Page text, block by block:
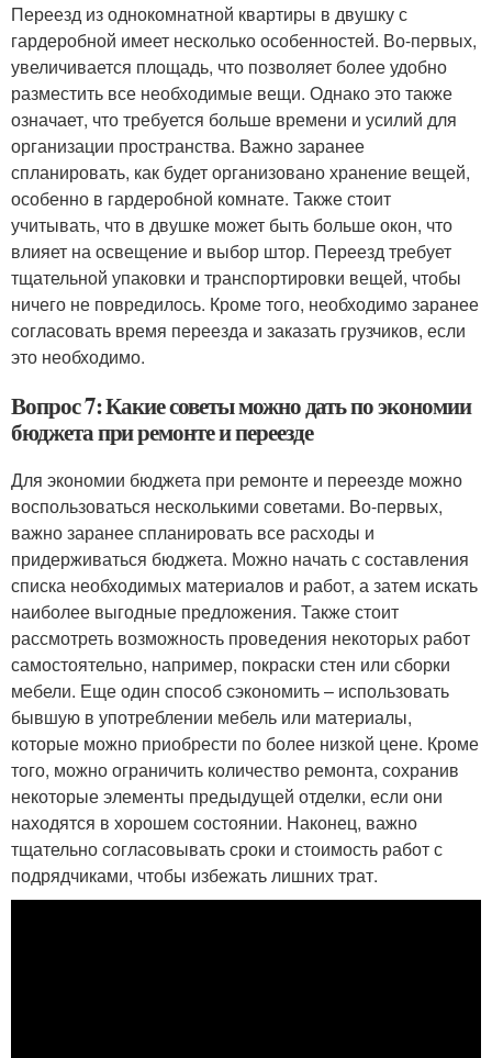
Переезд из однокомнатной квартиры в двушку с
гардеробной имеет несколько особенностей. Во-первых,
увеличивается площадь, что позволяет более удобно
разместить все необходимые вещи. Однако это также
означает, что требуется больше времени и усилий для
организации пространства. Важно заранее
спланировать, как будет организовано хранение вещей,
особенно в гардеробной комнате. Также стоит
учитывать, что в двушке может быть больше окон, что
влияет на освещение и выбор штор. Переезд требует
тщательной упаковки и транспортировки вещей, чтобы
ничего не повредилось. Кроме того, необходимо заранее
согласовать время переезда и заказать грузчиков, если
это необходимо.
Вопрос 7: Какие советы можно дать по экономии
бюджета при ремонте и переезде
Для экономии бюджета при ремонте и переезде можно
воспользоваться несколькими советами. Во-первых,
важно заранее спланировать все расходы и
придерживаться бюджета. Можно начать с составления
списка необходимых материалов и работ, а затем искать
наиболее выгодные предложения. Также стоит
рассмотреть возможность проведения некоторых работ
самостоятельно, например, покраски стен или сборки
мебели. Еще один способ сэкономить – использовать
бывшую в употреблении мебель или материалы,
которые можно приобрести по более низкой цене. Кроме
того, можно ограничить количество ремонта, сохранив
некоторые элементы предыдущей отделки, если они
находятся в хорошем состоянии. Наконец, важно
тщательно согласовывать сроки и стоимость работ с
подрядчиками, чтобы избежать лишних трат.